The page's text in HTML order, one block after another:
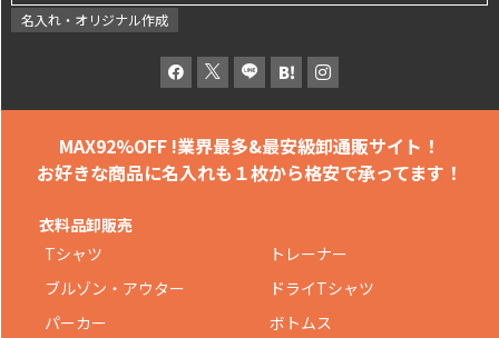
名入れ・オリジナル作成
MAX92%OFF !業界最多&最安級卸通販サイト！
お好きな商品に名入れも １枚から格安で承ってます！
衣料品卸販売
Tシャツ
トレーナー
ブルゾン・アウター
ドライTシャツ
パーカー
ボトムス